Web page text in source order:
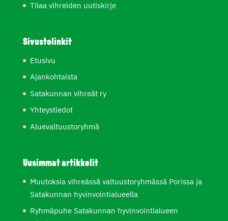
Tilaa vihreiden uutiskirje
Sivustolinkit
Etusivu
Ajankohtaista
Satakunnan vihreät ry
Yhteystiedot
Aluevaltuustoryhmä
Uusimmat artikkelit
Muutoksia vihreässä valtuustoryhmässä Porissa ja
Satakunnan hyvinvointialueella
Ryhmäpuhe Satakunnan hyvinvointialueen